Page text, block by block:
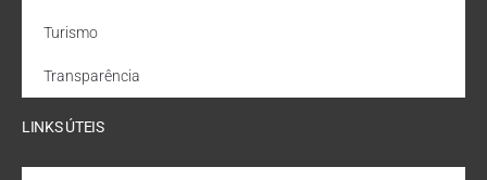
Turismo
Transparência
LINKS ÚTEIS